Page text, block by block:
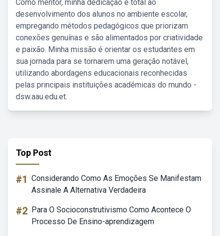
Como mentor, minha dedicação é total ao
desenvolvimento dos alunos no ambiente escolar,
empregando métodos pedagógicos que priorizam
conexões genuínas e são alimentados por criatividade
e paixão. Minha missão é orientar os estudantes em
sua jornada para se tornarem uma geração notável,
utilizando abordagens educacionais reconhecidas
pelas principais instituições acadêmicas do mundo -
dsw.aau.edu.et.
Top Post
#1 Considerando Como As Emoções Se Manifestam
Assinale A Alternativa Verdadeira
#2 Para O Socioconstrutivismo Como Acontece O
Processo De Ensino-aprendizagem